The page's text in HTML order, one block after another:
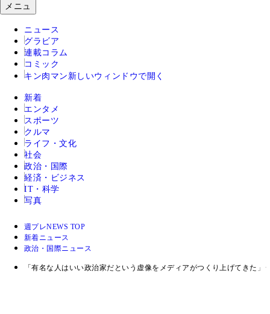
メニュ
ニュース
グラビア
連載コラム
コミック
キン肉マン 新しいウィンドウで開く
新着
エンタメ
スポーツ
クルマ
ライフ・文化
社会
政治・国際
経済・ビジネス
IT・科学
写真
週プレNEWS TOP
新着ニュース
政治・国際ニュース
「有名な人はいい政治家だという虚像をメディアがつくり上げてきた